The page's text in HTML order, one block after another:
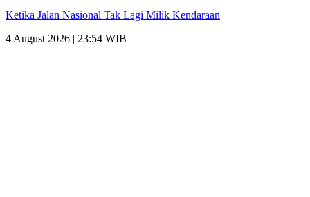
Ketika Jalan Nasional Tak Lagi Milik Kendaraan
4 August 2026 | 23:54 WIB